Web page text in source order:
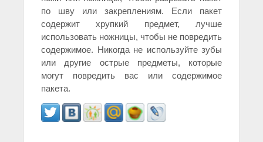
по шву или закреплениям. Если пакет
содержит хрупкий предмет, лучше
использовать ножницы, чтобы не повредить
содержимое. Никогда не используйте зубы
или другие острые предметы, которые
могут повредить вас или содержимое
пакета.